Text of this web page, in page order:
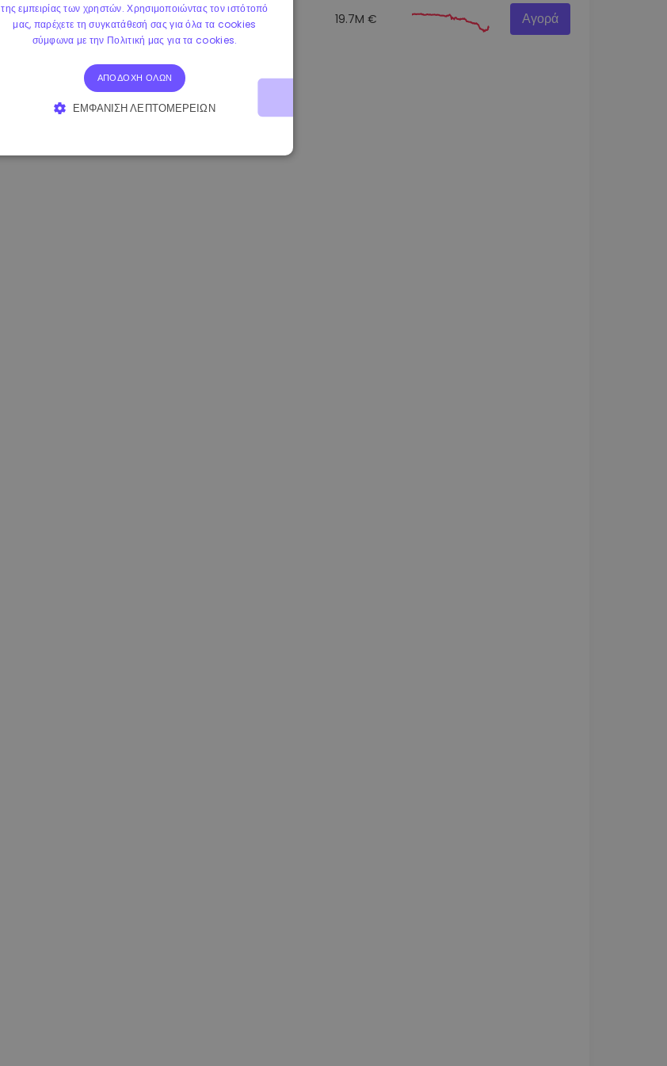
0.080659000 € -4.80% 3.2B € 19.7M € Αγορά
της εμπειρίας των χρηστών. Χρησιμοποιώντας τον ιστότοπό
μας, παρέχετε τη συγκατάθεσή σας για όλα τα cookies
σύμφωνα με την Πολιτική μας για τα cookies.
ΑΠΟΔΟΧΉ ΌΛΩΝ
ΕΜΦΆΝΙΣΗ ΛΕΠΤΟΜΕΡΕΙΏΝ